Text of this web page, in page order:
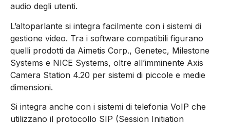
audio degli utenti.
L’altoparlante si integra facilmente con i sistemi di
gestione video. Tra i software compatibili figurano
quelli prodotti da Aimetis Corp., Genetec, Milestone
Systems e NICE Systems, oltre all’imminente Axis
Camera Station 4.20 per sistemi di piccole e medie
dimensioni.
Si integra anche con i sistemi di telefonia VoIP che
utilizzano il protocollo SIP (Session Initiation